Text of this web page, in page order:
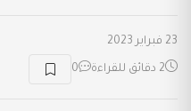
23 فبراير 2023
2 دقائق للقراءة 0